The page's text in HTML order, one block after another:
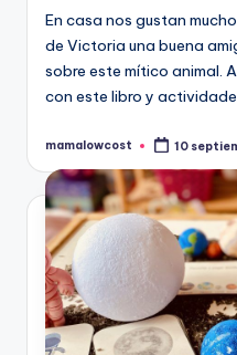
En casa nos gustan
de Victoria una buena
sobre este mítico animal.
con este libro y
Publicado
mamalowcost 10